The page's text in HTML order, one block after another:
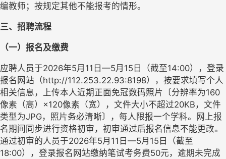
编教师；按规定其他不能报考的情形。
三、招聘流程
（一）报名及缴费
应聘人员于2026年5月11日—5月15日（截至14:00），登录
报名网站（http://112.253.22.93:8198），按要求填写个人
相关信息，上传本人近期正面免冠数码照片〔分辨率为160
像素（高）×120像素（宽），文件大小不超过20KB，文件
类型为JPG，照片务必清晰〕，每人限报一个学科。网上报
名期间同步进行资格初审，初审通过后报名信息不能更改。
通过初审的人员于2026年5月11日—5月15日（截至
18:00），登录报名网站缴纳笔试考务费50元，逾期未完成